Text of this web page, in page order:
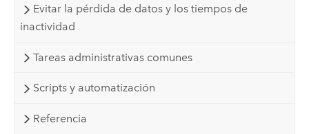
Evitar la pérdida de datos y los tiempos de
inactividad
Tareas administrativas comunes
Scripts y automatización
Referencia